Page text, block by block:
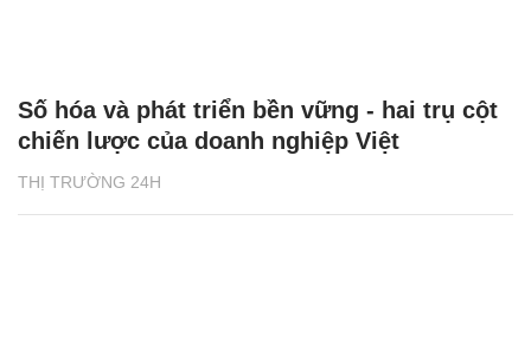
THỊ TRƯỜNG 24H
Số hóa và phát triển bền vững - hai trụ cột
chiến lược của doanh nghiệp Việt